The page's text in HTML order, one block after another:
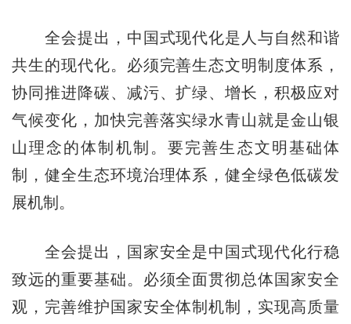
全会提出，中国式现代化是人与自然和谐
共生的现代化。必须完善生态文明制度体系，
协同推进降碳、减污、扩绿、增长，积极应对
气候变化，加快完善落实绿水青山就是金山银
山理念的体制机制。要完善生态文明基础体
制，健全生态环境治理体系，健全绿色低碳发
展机制。
全会提出，国家安全是中国式现代化行稳
致远的重要基础。必须全面贯彻总体国家安全
观，完善维护国家安全体制机制，实现高质量